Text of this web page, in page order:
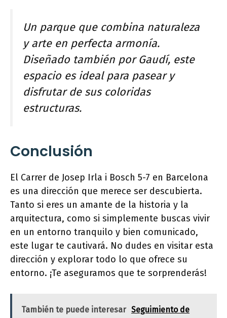
Un parque que combina naturaleza
y arte en perfecta armonía.
Diseñado también por Gaudí, este
espacio es ideal para pasear y
disfrutar de sus coloridas
estructuras.
Conclusión
El Carrer de Josep Irla i Bosch 5-7 en Barcelona
es una dirección que merece ser descubierta.
Tanto si eres un amante de la historia y la
arquitectura, como si simplemente buscas vivir
en un entorno tranquilo y bien comunicado,
este lugar te cautivará. No dudes en visitar esta
dirección y explorar todo lo que ofrece su
entorno. ¡Te aseguramos que te sorprenderás!
También te puede interesar Seguimiento de